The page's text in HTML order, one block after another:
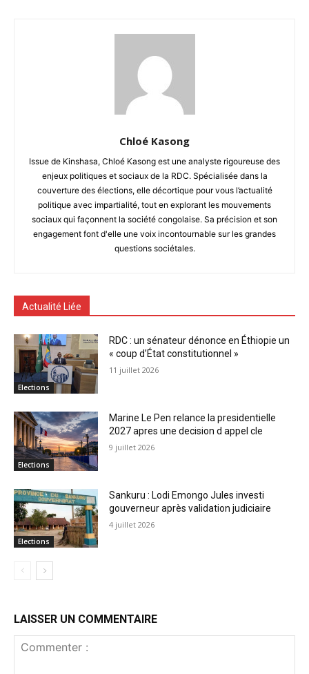
Chloé Kasong
Issue de Kinshasa, Chloé Kasong est une analyste rigoureuse des
enjeux politiques et sociaux de la RDC. Spécialisée dans la
couverture des élections, elle décortique pour vous l’actualité
politique avec impartialité, tout en explorant les mouvements
sociaux qui façonnent la société congolaise. Sa précision et son
engagement font d'elle une voix incontournable sur les grandes
questions sociétales.
Actualité Liée
Elections
RDC : un sénateur dénonce en Éthiopie un
« coup d’État constitutionnel »
11 juillet 2026
Elections
Marine Le Pen relance la presidentielle
2027 apres une decision d appel cle
9 juillet 2026
Elections
Sankuru : Lodi Emongo Jules investi
gouverneur après validation judiciaire
4 juillet 2026
LAISSER UN COMMENTAIRE